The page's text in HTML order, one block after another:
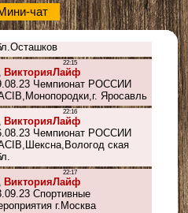
чат